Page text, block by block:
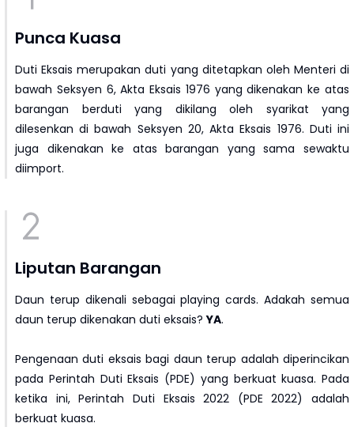
Punca Kuasa
Duti Eksais merupakan duti yang ditetapkan oleh Menteri di
bawah Seksyen 6, Akta Eksais 1976 yang dikenakan ke atas
barangan berduti yang dikilang oleh syarikat yang
dilesenkan di bawah Seksyen 20, Akta Eksais 1976. Duti ini
juga dikenakan ke atas barangan yang sama sewaktu
diimport.
Liputan Barangan
Daun terup dikenali sebagai playing cards. Adakah semua
daun terup dikenakan duti eksais?YA.
Pengenaan duti eksais bagi daun terup adalah diperincikan
pada Perintah Duti Eksais (PDE) yang berkuat kuasa. Pada
ketika ini, Perintah Duti Eksais 2022 (PDE 2022) adalah
berkuat kuasa.